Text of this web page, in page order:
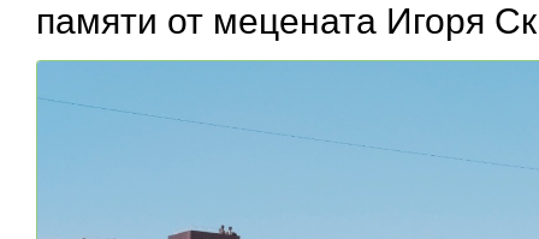
памяти от мецената Игоря